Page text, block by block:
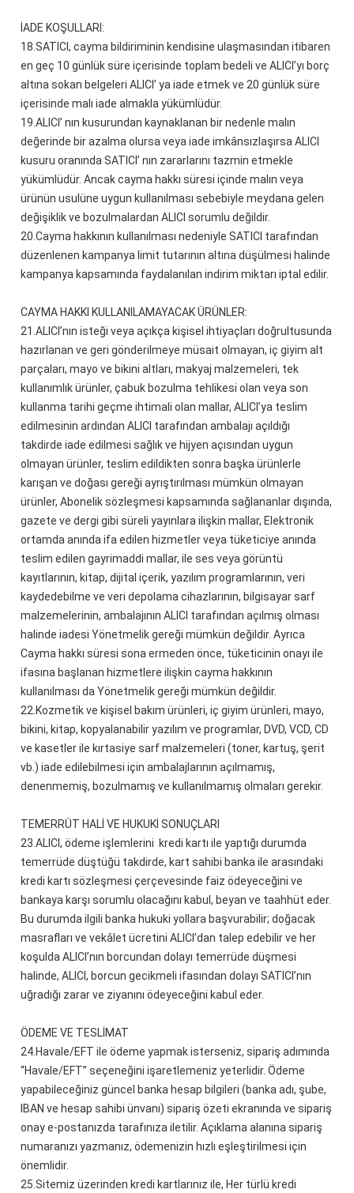
İADE KOŞULLARI:
18. SATICI, cayma bildiriminin kendisine ulaşmasından itibaren
en geç 10 günlük süre içerisinde toplam bedeli ve ALICI’yı borç
altına sokan belgeleri ALICI’ ya iade etmek ve 20 günlük süre
içerisinde malı iade almakla yükümlüdür.
19. ALICI’ nın kusurundan kaynaklanan bir nedenle malın
değerinde bir azalma olursa veya iade imkânsızlaşırsa ALICI
kusuru oranında SATICI’ nın zararlarını tazmin etmekle
yükümlüdür. Ancak cayma hakkı süresi içinde malın veya
ürünün usulüne uygun kullanılması sebebiyle meydana gelen
değişiklik ve bozulmalardan ALICI sorumlu değildir.
20. Cayma hakkının kullanılması nedeniyle SATICI tarafından
düzenlenen kampanya limit tutarının altına düşülmesi halinde
kampanya kapsamında faydalanılan indirim miktarı iptal edilir.
CAYMA HAKKI KULLANILAMAYACAK ÜRÜNLER:
21. ALICI’nın isteği veya açıkça kişisel ihtiyaçları doğrultusunda
hazırlanan ve geri gönderilmeye müsait olmayan, iç giyim alt
parçaları, mayo ve bikini altları, makyaj malzemeleri, tek
kullanımlık ürünler, çabuk bozulma tehlikesi olan veya son
kullanma tarihi geçme ihtimali olan mallar, ALICI’ya teslim
edilmesinin ardından ALICI tarafından ambalajı açıldığı
takdirde iade edilmesi sağlık ve hijyen açısından uygun
olmayan ürünler, teslim edildikten sonra başka ürünlerle
karışan ve doğası gereği ayrıştırılması mümkün olmayan
ürünler, Abonelik sözleşmesi kapsamında sağlananlar dışında,
gazete ve dergi gibi süreli yayınlara ilişkin mallar, Elektronik
ortamda anında ifa edilen hizmetler veya tüketiciye anında
teslim edilen gayrimaddi mallar, ile ses veya görüntü
kayıtlarının, kitap, dijital içerik, yazılım programlarının, veri
kaydedebilme ve veri depolama cihazlarının, bilgisayar sarf
malzemelerinin, ambalajının ALICI tarafından açılmış olması
halinde iadesi Yönetmelik gereği mümkün değildir. Ayrıca
Cayma hakkı süresi sona ermeden önce, tüketicinin onayı ile
ifasına başlanan hizmetlere ilişkin cayma hakkının
kullanılması da Yönetmelik gereği mümkün değildir.
22. Kozmetik ve kişisel bakım ürünleri, iç giyim ürünleri, mayo,
bikini, kitap, kopyalanabilir yazılım ve programlar, DVD, VCD, CD
ve kasetler ile kırtasiye sarf malzemeleri (toner, kartuş, şerit
vb.) iade edilebilmesi için ambalajlarının açılmamış,
denenmemiş, bozulmamış ve kullanılmamış olmaları gerekir.
TEMERRÜT HALİ VE HUKUKİ SONUÇLARI
23. ALICI, ödeme işlemlerini kredi kartı ile yaptığı durumda
temerrüde düştüğü takdirde, kart sahibi banka ile arasındaki
kredi kartı sözleşmesi çerçevesinde faiz ödeyeceğini ve
bankaya karşı sorumlu olacağını kabul, beyan ve taahhüt eder.
Bu durumda ilgili banka hukuki yollara başvurabilir; doğacak
masrafları ve vekâlet ücretini ALICI’dan talep edebilir ve her
koşulda ALICI’nın borcundan dolayı temerrüde düşmesi
halinde, ALICI, borcun gecikmeli ifasından dolayı SATICI’nın
uğradığı zarar ve ziyanını ödeyeceğini kabul eder.
ÖDEME VE TESLİMAT
24. Havale/EFT ile ödeme yapmak isterseniz, sipariş adımında
“Havale/EFT” seçeneğini işaretlemeniz yeterlidir. Ödeme
yapabileceğiniz güncel banka hesap bilgileri (banka adı, şube,
IBAN ve hesap sahibi ünvanı) sipariş özeti ekranında ve sipariş
onay e-postanızda tarafınıza iletilir. Açıklama alanına sipariş
numaranızı yazmanız, ödemenizin hızlı eşleştirilmesi için
önemlidir.
25. Sitemiz üzerinden kredi kartlarınız ile, Her türlü kredi